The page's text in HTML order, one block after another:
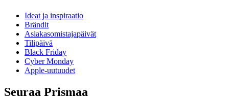
Ideat ja inspiraatio
Brändit
Asiakasomistajapäivät
Tilipäivä
Black Friday
Cyber Monday
Apple-uutuudet
Seuraa Prismaa